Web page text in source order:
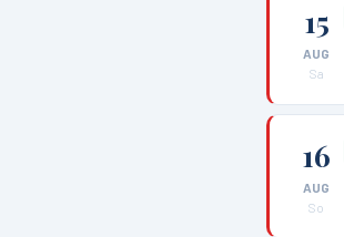
15
AUG
Sa
16
AUG
So